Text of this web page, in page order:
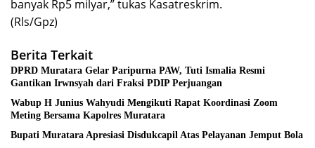
banyak Rp5 milyar,” tukas Kasatreskrim.
(Rls/Gpz)
Berita Terkait
DPRD Muratara Gelar Paripurna PAW, Tuti Ismalia Resmi
Gantikan Irwnsyah dari Fraksi PDIP Perjuangan
Wabup H Junius Wahyudi Mengikuti Rapat Koordinasi Zoom
Meting Bersama Kapolres Muratara
Bupati Muratara Apresiasi Disdukcapil Atas Pelayanan Jemput Bola